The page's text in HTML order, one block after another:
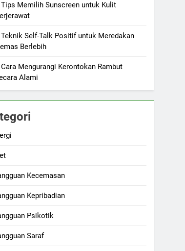
Tips Memilih Sunscreen untuk Kulit
Self-Talk Positif untuk Meredakan
Berlebih
Cara Mengurangi Kerontokan Rambut
Alami
Kecemasan
Kepribadian
Psikotik
Saraf